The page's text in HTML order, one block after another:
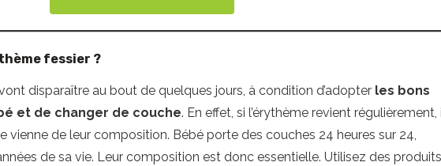
fessier ?
disparaître au bout de quelques jours, à condition d’adopter les bons
et de changer de couche. En effet, si l’érythème revient régulièrement,
vienne de leur composition. Bébé porte des couches 24 heures sur 24,
de sa vie. Leur composition est donc essentielle. Utilisez des produits